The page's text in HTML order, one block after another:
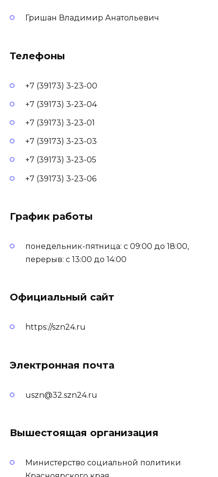
Гришан Владимир Анатольевич
Телефоны
+7 (39173) 3-23-00
+7 (39173) 3-23-04
+7 (39173) 3-23-01
+7 (39173) 3-23-03
+7 (39173) 3-23-05
+7 (39173) 3-23-06
График работы
понедельник-пятница: с 09:00 до 18:00,
перерыв: с 13:00 до 14:00
Официальный сайт
https://szn24.ru
Электронная почта
uszn@32.szn24.ru
Вышестоящая организация
Министерство социальной политики